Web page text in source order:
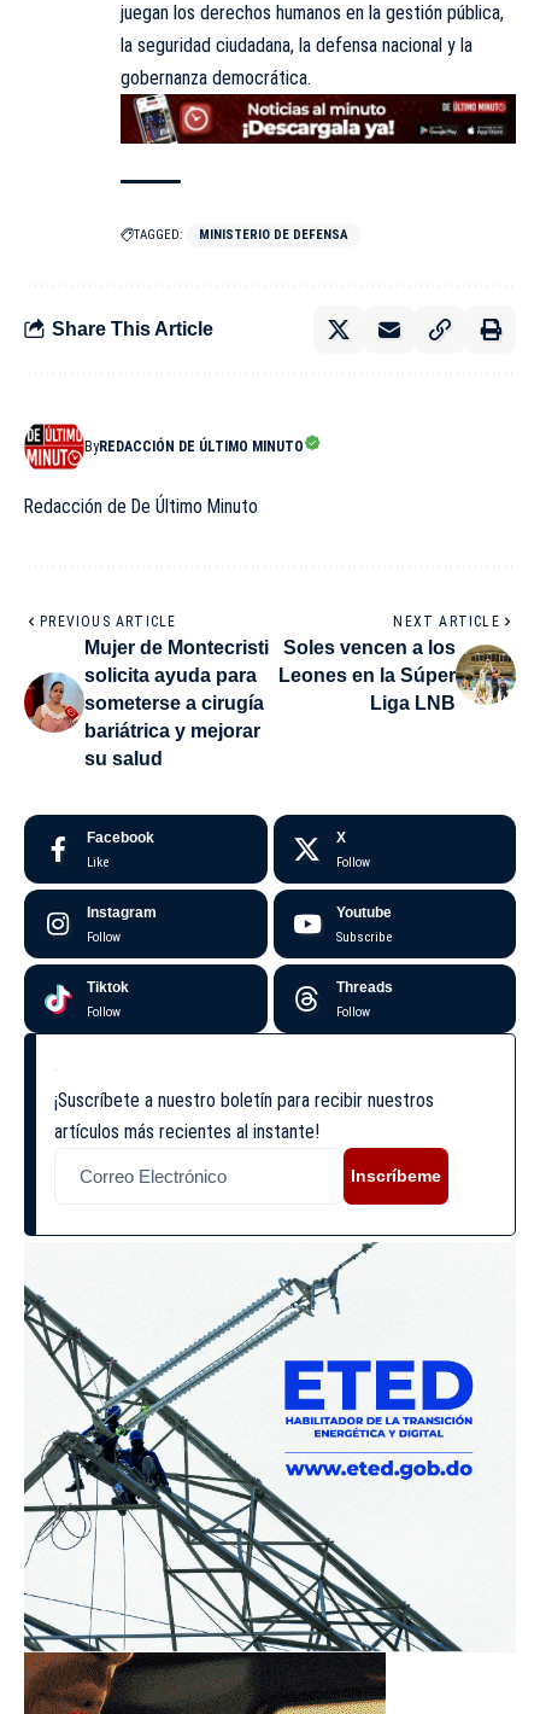
juegan los derechos humanos en la gestión pública,
la seguridad ciudadana, la defensa nacional y la
gobernanza democrática.
TAGGED: MINISTERIO DE DEFENSA
Share This Article
ByREDACCIÓN DE ÚLTIMO MINUTO
Redacción de De Último Minuto
PREVIOUS ARTICLE
Mujer de Montecristi
solicita ayuda para
someterse a cirugía
bariátrica y mejorar
su salud
NEXT ARTICLE
Soles vencen a los
Leones en la Súper
Liga LNB
Facebook
Like
X
Follow
Instagram
Follow
Youtube
Subscribe
Tiktok
Follow
Threads
Follow
¡Suscríbete a nuestro boletín para recibir nuestros
artículos más recientes al instante!
Inscríbeme